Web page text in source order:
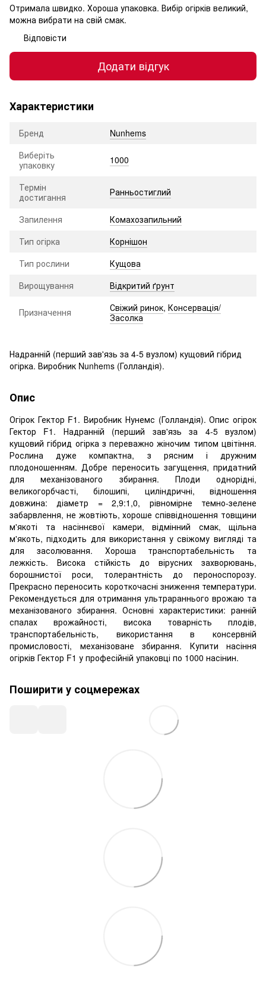
Отримала швидко. Хороша упаковка. Вибір огірків великий,
можна вибрати на свій смак.
Відповісти
Додати відгук
Характеристики
Бренд
Nunhems
Виберіть
упаковку
1000
Термін
достигання
Ранньостиглий
Запилення
Комахозапильний
Тип огірка
Корнішон
Тип рослини
Кущова
Вирощування
Відкритий ґрунт
Призначення Свіжий ринок, Консервація/
Засолка
Надранній (перший зав'язь за 4-5 вузлом) кущовий гібрид
огірка. Виробник Nunhems (Голландія).
Опис
Огірок Гектор F1. Виробник Нунемс (Голландія). Опис огірок
Гектор F1. Надранній (перший зав'язь за 4-5 вузлом)
кущовий гібрид огірка з переважно жіночим типом цвітіння.
Рослина дуже компактна, з рясним і дружним
плодоношенням. Добре переносить загущення, придатний
для механізованого збирання. Плоди однорідні,
великогорбчасті, білошипі, циліндричні, відношення
довжина: діаметр = 2,9:1,0, рівномірне темно-зелене
забарвлення, не жовтіють, хороше співвідношення товщини
м'якоті та насіннєвої камери, відмінний смак, щільна
м'якоть, підходить для використання у свіжому вигляді та
для засолювання. Хороша транспортабельність та
лежкість. Висока стійкість до вірусних захворювань,
борошнистої роси, толерантність до пероноспорозу.
Прекрасно переносить короткочасні зниження температури.
Рекомендується для отримання ультрараннього врожаю та
механізованого збирання. Основні характеристики: ранній
спалах врожайності, висока товарність плодів,
транспортабельність, використання в консервній
промисловості, механізоване збирання. Купити насіння
огірків Гектор F1 у професійній упаковці по 1000 насінин.
Поширити у соцмережах